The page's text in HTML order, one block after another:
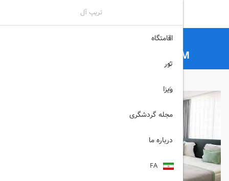
تریپ آل
ELYSIUM STYLE TAKSIM استانبول
تریپ آل
اقامتگاه
تور
ویزا
مجله گردشگری
درباره ما
FA